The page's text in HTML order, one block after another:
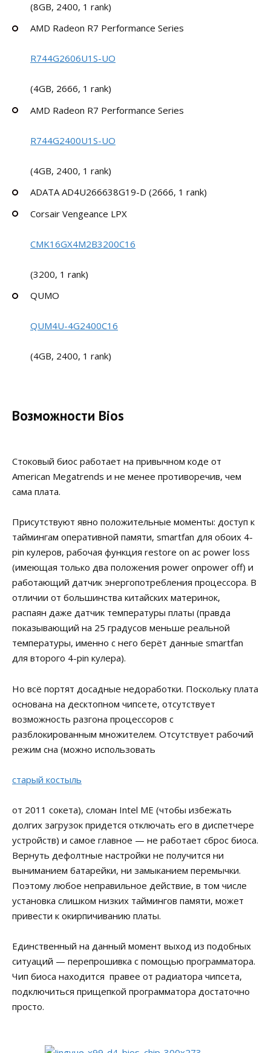
(8GB, 2400, 1 rank)
AMD Radeon R7 Performance Series
R744G2606U1S-UO
(4GB, 2666, 1 rank)
AMD Radeon R7 Performance Series
R744G2400U1S-UO
(4GB, 2400, 1 rank)
ADATA AD4U266638G19-D (2666, 1 rank)
Corsair Vengeance LPX
CMK16GX4M2B3200C16
(3200, 1 rank)
QUMO
QUM4U-4G2400C16
(4GB, 2400, 1 rank)
Возможности Bios
Стоковый биос работает на привычном коде от
American Megatrends и не менее противоречив, чем
сама плата.
Присутствуют явно положительные моменты: доступ к
таймингам оперативной памяти, smartfan для обоих 4-
pin кулеров, рабочая функция restore on ac power loss
(имеющая только два положения power onpower off) и
работающий датчик энергопотребления процессора. В
отличии от большинства китайских материнок,
распаян даже датчик температуры платы (правда
показывающий на 25 градусов меньше реальной
температуры, именно с него берёт данные smartfan
для второго 4-pin кулера).
Но всё портят досадные недоработки. Поскольку плата
основана на десктопном чипсете, отсутствует
возможность разгона процессоров с
разблокированным множителем. Отсутствует рабочий
режим сна (можно использовать
старый костыль
от 2011 сокета), сломан Intel ME (чтобы избежать
долгих загрузок придется отключать его в диспетчере
устройств) и самое главное — не работает сброс биоса.
Вернуть дефолтные настройки не получится ни
выниманием батарейки, ни замыканием перемычки.
Поэтому любое неправильное действие, в том числе
установка слишком низких таймингов памяти, может
привести к окирпичиванию платы.
Единственный на данный момент выход из подобных
ситуаций — перепрошивка с помощью программатора.
Чип биоса находится правее от радиатора чипсета,
подключиться прищепкой программатора достаточно
просто.